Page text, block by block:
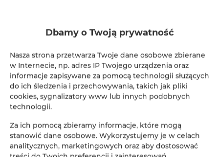
Dbamy o Twoją prywatność
Nasza strona przetwarza Twoje dane osobowe zbierane
w Internecie, np. adres IP Twojego urządzenia oraz
informacje zapisywane za pomocą technologii służących
do ich śledzenia i przechowywania, takich jak pliki
cookies, sygnalizatory www lub innych podobnych
technologii.
Za ich pomocą zbieramy informacje, które mogą
stanowić dane osobowe. Wykorzystujemy je w celach
analitycznych, marketingowych oraz aby dostosować